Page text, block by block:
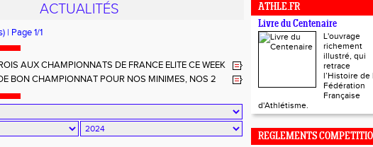
ACTUALITÉS
| Page 1/1
AUX CHAMPIONNATS DE FRANCE ELITE CE WEEK
BON CHAMPIONNAT POUR NOS MINIMES, NOS 2
ATHLE.FR
Livre du Centenaire
L'ouvrage
richement
illustré, qui
retrace
l’Histoire de
Fédération
Française
d'Athlétisme.
REGLEMENTS